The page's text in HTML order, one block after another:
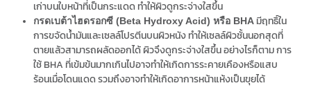
เก่าบนใบหน้าที่เป็นกระแดด ทำให้ผิวดูกระจ่างใสขึ้น
กรดเบต้าไฮดรอกซี (Beta Hydroxy Acid) หรือ BHA มีฤทธิ์ใน
การขจัดน้ำมันและเซลล์โปรตีนบนผิวหนัง ทำให้เซลล์ผิวชั้นนอกสุดที่
ตายแล้วสามารถผลัดออกได้ ผิวจึงดูกระจ่างใสขึ้น อย่างไรก็ตาม การ
ใช้ BHA ที่เข้มข้นมากเกินไปอาจทำให้เกิดการระคายเคืองหรือแสบ
ร้อนเมื่อโดนแดด รวมถึงอาจทำให้เกิดอาการหน้าแห้งเป็นขุยได้